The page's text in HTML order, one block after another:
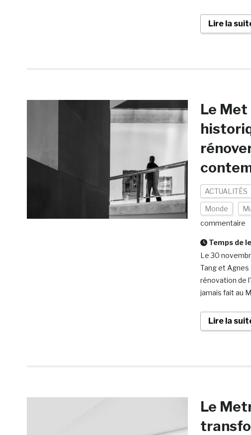
Lire la
Le
ACTUALITÉS
Monde
commentaire
Temps de
Le 30
Tang et Agnes
rénovation de
jamais fait au
Lire la
Le